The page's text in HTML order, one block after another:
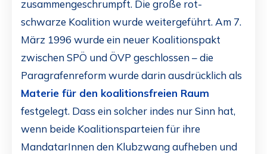
zusammengeschrumpft. Die große rot-
schwarze Koalition wurde weitergeführt. Am 7.
März 1996 wurde ein neuer Koalitionspakt
zwischen SPÖ und ÖVP geschlossen – die
Paragrafenreform wurde darin ausdrücklich als
Materie für den koalitionsfreien Raum
festgelegt. Dass ein solcher indes nur Sinn hat,
wenn beide Koalitionsparteien für ihre
MandatarInnen den Klubzwang aufheben und